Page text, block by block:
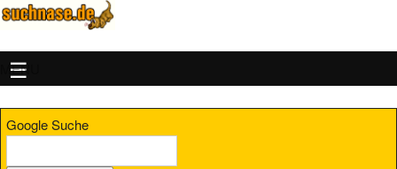
MENU
Google Suche